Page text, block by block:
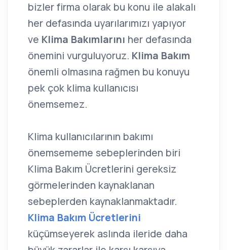
bizler firma olarak bu konu ile alakalı
her defasında uyarılarımızı yapıyor
ve Klima Bakımlarını her defasında
önemini vurguluyoruz. Klima Bakım
önemli olmasına rağmen bu konuyu
pek çok klima kullanıcısı
önemsemez.
Klima kullanıcılarının bakımı
önemsememe sebeplerinden biri
Klima Bakım Ücretlerini gereksiz
görmelerinden kaynaklanan
sebeplerden kaynaklanmaktadır.
Klima Bakım Ücretlerini
küçümseyerek aslında ileride daha